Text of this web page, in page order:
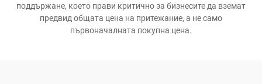
поддържане, което прави критично за бизнесите да вземат
предвид общата цена на притежание, а не само
първоначалната покупна цена.